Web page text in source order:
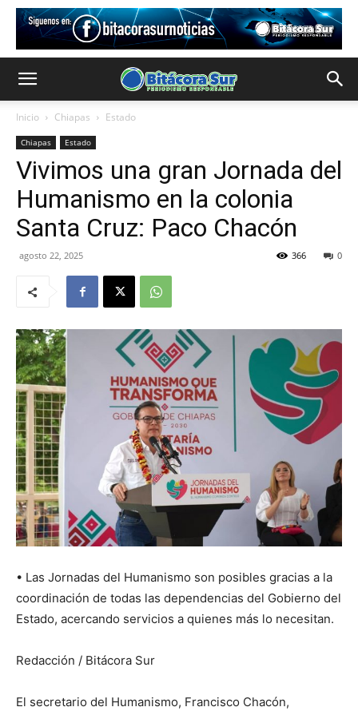
Inicio Chiapas Estado
Chiapas Estado
Vivimos una gran Jornada del
Humanismo en la colonia
Santa Cruz: Paco Chacón
agosto 22, 2025 0
366
• Las Jornadas del Humanismo son posibles gracias a la
coordinación de todas las dependencias del Gobierno del
Estado, acercando servicios a quienes más lo necesitan.
Redacción / Bitácora Sur
El secretario del Humanismo, Francisco Chacón,